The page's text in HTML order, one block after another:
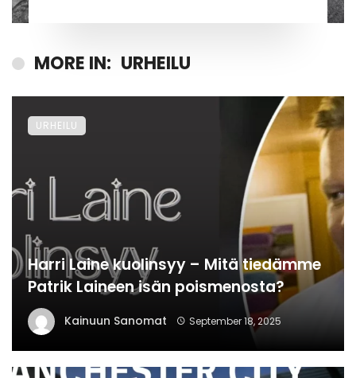
MORE IN: URHEILU
Harri Laine kuolinsyy – Mitä tiedämme
Patrik Laineen isän poismenosta?
Kainuun Sanomat September 18, 2025
URHEILU